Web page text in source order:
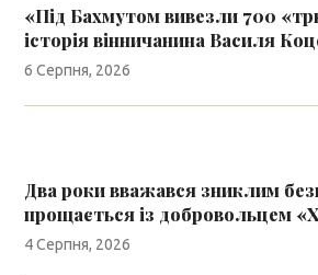
«Під Бахмутом вивезли 700
історія вінничанина Василя
6 Серпня, 2026
Два роки вважався зниклим
прощається із добровольцем
4 Серпня, 2026